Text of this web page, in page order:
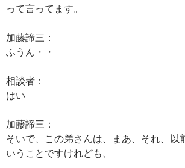
って言ってます。
加藤諦三：
ふうん・・
相談者：
はい
加藤諦三：
そいで、この弟さんは、まあ、それ、以
いうことですけれども、